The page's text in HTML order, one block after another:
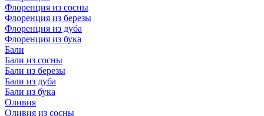
Флоренция из сосны
Флоренция из березы
Флоренция из дуба
Флоренция из бука
Бали
Бали из сосны
Бали из березы
Бали из дуба
Бали из бука
Оливия
Оливия из сосны